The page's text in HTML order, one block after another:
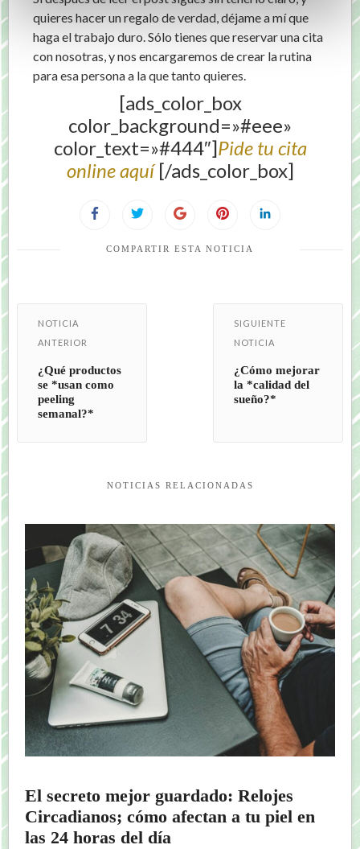
quieres hacer un regalo de verdad, déjame a mí que
haga el trabajo duro. Sólo tienes que reservar una cita
con nosotras, y nos encargaremos de crear la rutina
para esa persona a la que tanto quieres.
[ads_color_box
color_background=»#eee»
color_text=»#444″]Pide tu cita
online aquí[/ads_color_box]
COMPARTIR ESTA NOTICIA
NOTICIA
ANTERIOR
¿Qué productos
se *usan como
peeling
semanal?*
SIGUIENTE
NOTICIA
¿Cómo mejorar
la *calidad del
sueño?*
NOTICIAS RELACIONADAS
El secreto mejor guardado: Relojes
Circadianos; cómo afectan a tu piel en
las 24 horas del día